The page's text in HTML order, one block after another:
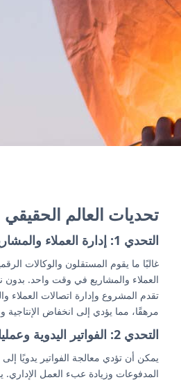
ويعالج Zoho Sign العقود الرقمية.
تحديات العالم الحقيقي
التحدي 1: إدارة العملاء والمشاريع غير الفعالة
غالبًا ما يقوم المستقلون والوكالات
العملاء والمشاريع في وقت واحد. بدون
تقدم المشروع وإدارة اتصالات العملاء
مرهقًا، مما يؤدي إلى انخفاض الإنتاجية
التحدي 2: الفواتير اليدوية وعمليات الدفع
يمكن أن تؤدي معالجة الفواتير يدويًا
المدفوعات وزيادة عبء العمل الإداري.